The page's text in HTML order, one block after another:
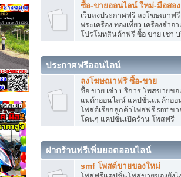
ซื้อ-ขายออนไลน์ ใหม่-มือสอง
เว็บลงประกาศฟรี ลงโฆษณาฟ
พระเครื่อง ท่องเที่ยว เครื่องสำ
โปรโมทสินค้าฟรี ซื้อ ขาย เช่า
ประกาศฟรีออนไลน์
ลงโฆษณาฟรี ซื้อ-ขาย
ซื้อ ขาย เช่า บริการ โพสขายข
แม่ค้าออนไลน์ แคปชั่นแม่ค้าออ
โพสต์เรียกลูกค้าโพสฟรี smf ข
โดนๆ แคปชั่นเปิดร้าน โพสฟรี
ฝากร้านฟรีเพิ่มยอดออนไลน์
smf โพสต์ขายของใหม่